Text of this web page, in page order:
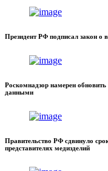
Президент РФ подписал закон о
Роскомнадзор намерен
данными
Правительство РФ сдвинуло
представителях медизделий